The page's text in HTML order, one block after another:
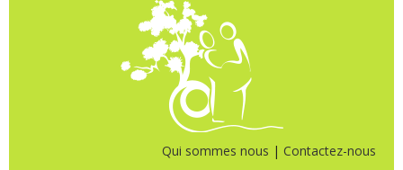
Qui sommes nous | Contactez-nous